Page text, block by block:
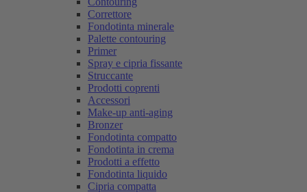
Correttore
Fondotinta minerale
Palette contouring
Primer
Spray e cipria fissante
Struccante
Prodotti coprenti
Accessori
Make-up anti-aging
Bronzer
Fondotinta compatto
Fondotinta in crema
Prodotti a effetto
Fondotinta liquido
Cipria compatta